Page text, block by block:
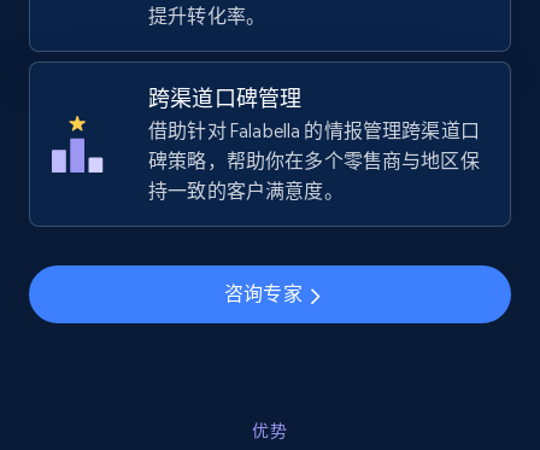
TikTok Shop - category
URL, Title, Available, Description, Currency, Initial
668+ 立即开始
TikTok Shop - Collect TikTok shop products
by keywords search
URL, Title, Available, Description, Currency, Initial
提升转化率。
跨渠道口碑管理
借助针对 Falabella 的情报管理跨渠道口
碑策略，帮助你在多个零售商与地区保
持一致的客户满意度。
咨询专家
优势